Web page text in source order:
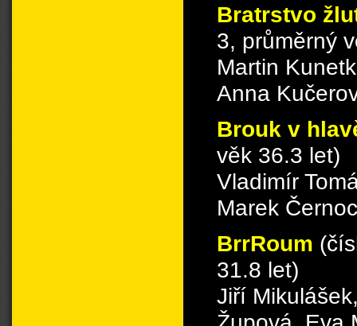
Bratrstvo
3, průměrný
Martin
Anna
Brouk v
věk 36.3 let)
Vladimír
Marek
BrrRoum
31.8 let)
Jiří